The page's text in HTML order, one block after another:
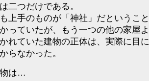
二つだけである。
上手のものが「神社」だというこ
っていたが、もう一つの他の家屋
れていた建物の正体は、実際に目
らなかった。
は…